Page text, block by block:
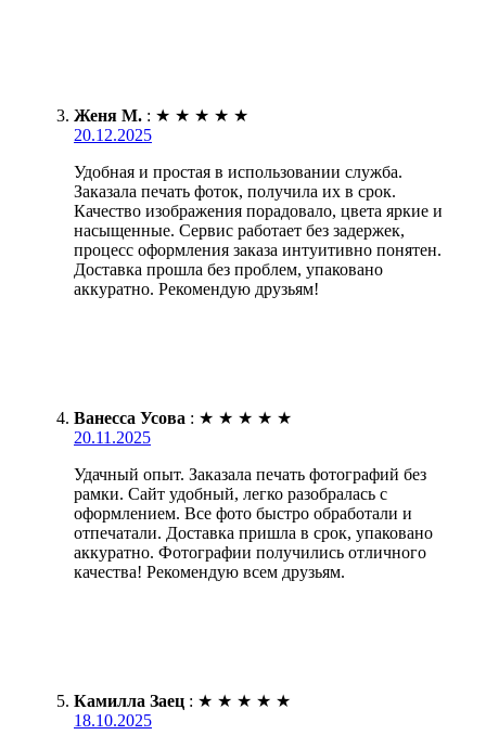
Женя М. : ★ ★ ★ ★ ★
20.12.2025
Удобная и простая в использовании служба.
Заказала печать фоток, получила их в срок.
Качество изображения порадовало, цвета яркие и
насыщенные. Сервис работает без задержек,
процесс оформления заказа интуитивно понятен.
Доставка прошла без проблем, упаковано
аккуратно. Рекомендую друзьям!
Ванесса Усова : ★ ★ ★ ★ ★
20.11.2025
Удачный опыт. Заказала печать фотографий без
рамки. Сайт удобный, легко разобралась с
оформлением. Все фото быстро обработали и
отпечатали. Доставка пришла в срок, упаковано
аккуратно. Фотографии получились отличного
качества! Рекомендую всем друзьям.
Камилла Заец : ★ ★ ★ ★ ★
18.10.2025